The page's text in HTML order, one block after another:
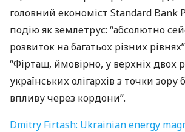
головний економіст Standard Bank
подію як землетрус: “абсолютно
розвиток на багатьох різних
“Фірташ, ймовірно, у верхніх двох
українських олігархів з точки зору
впливу через кордони”.
Dmitry Firtash: Ukrainian energy